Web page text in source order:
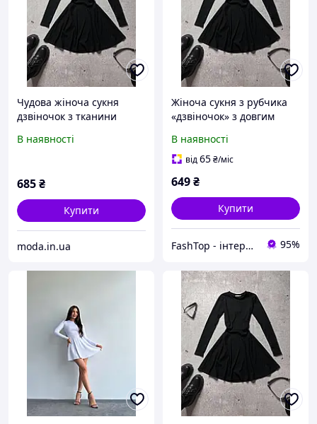
Чудова жіноча сукня
дзвіночок з тканини
824-1377
В наявності
685₴
Купити
moda.in.ua
Жіноча сукня з рубчика
«дзвіночок» з довгим
В наявності
від65₴/міс
649₴
Купити
FashTop - інтернет-магазин для тих, хто цінує гроші та свій час 95%